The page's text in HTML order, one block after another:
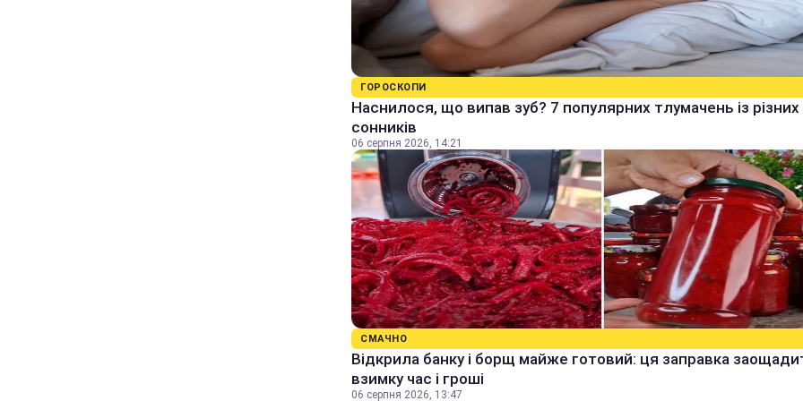
ГОРОСКОПИ
Наснилося, що випав зуб? 7 популярних тлумачень із різних
сонників
06 серпня 2026, 14:21
СМАЧНО
Відкрила банку і борщ майже готовий: ця заправка
взимку час і гроші
06 серпня 2026, 13:47